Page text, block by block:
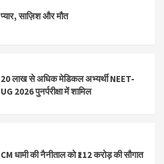
प्यार, साज़िश और मौत
20 लाख से अधिक मेडिकल अभ्यर्थी NEET-
UG 2026 पुनर्परीक्षा में शामिल
CM धामी की नैनीताल को ₹112 करोड़ की सौगात